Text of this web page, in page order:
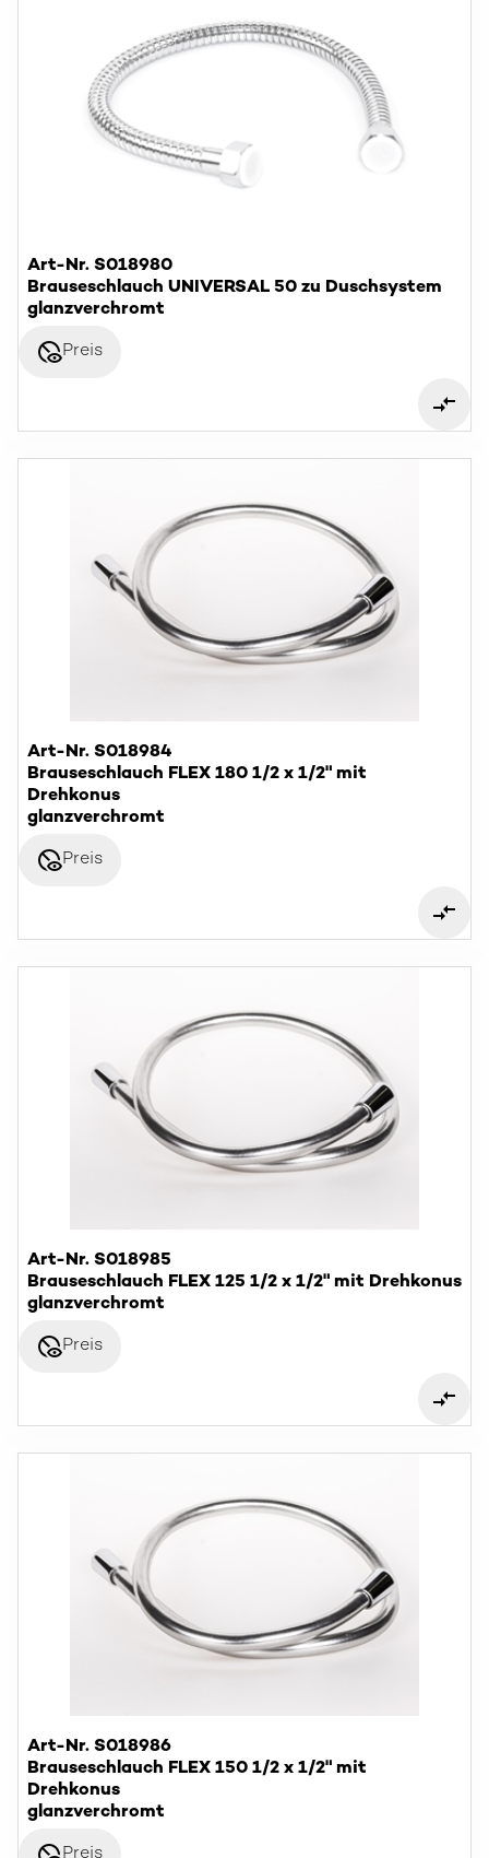
Art-Nr. S018980
Brauseschlauch UNIVERSAL 50 zu Duschsystem
glanzverchromt
disabled_visiblePreis
Art-Nr. S018984
Brauseschlauch FLEX 180 1/2 x 1/2" mit
Drehkonus
glanzverchromt
disabled_visiblePreis
Art-Nr. S018985
Brauseschlauch FLEX 125 1/2 x 1/2" mit Drehkonus
glanzverchromt
disabled_visiblePreis
Art-Nr. S018986
Brauseschlauch FLEX 150 1/2 x 1/2" mit
Drehkonus
glanzverchromt